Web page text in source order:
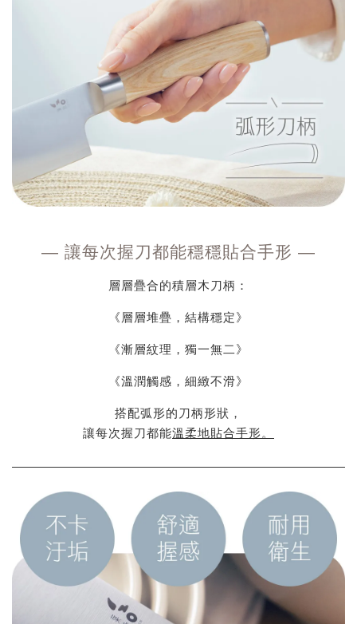
— 讓每次握刀都能穩穩貼合手形 —
層層疊合的積層木刀柄：
《層層堆疊，結構穩定》
《漸層紋理，獨一無二》
《溫潤觸感，細緻不滑》
搭配弧形的刀柄形狀，
讓每次握刀都能溫柔地貼合手形。